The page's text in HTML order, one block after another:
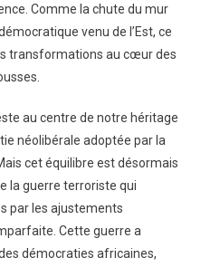
Comme la chute du mur
venu de l’Est, ce
transformations au cœur des
au centre de notre héritage
néolibérale adoptée par la
cet équilibre est désormais
la guerre terroriste qui
par les ajustements
Cette guerre a
démocraties africaines,